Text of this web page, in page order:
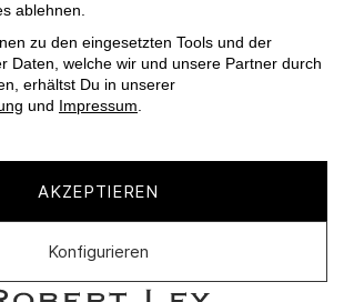
ablehnen.
zu den eingesetzten Tools und der
Daten, welche wir und unsere Partner durch
erhältst Du in unserer
und Impressum.
AKZEPTIEREN
Konfigurieren